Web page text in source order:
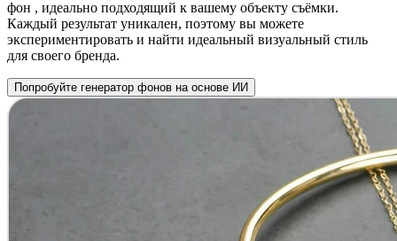
фон , идеально подходящий к вашему объекту съёмки.
Каждый результат уникален, поэтому вы можете
экспериментировать и найти идеальный визуальный стиль
для своего бренда.
Попробуйте генератор фонов на основе ИИ